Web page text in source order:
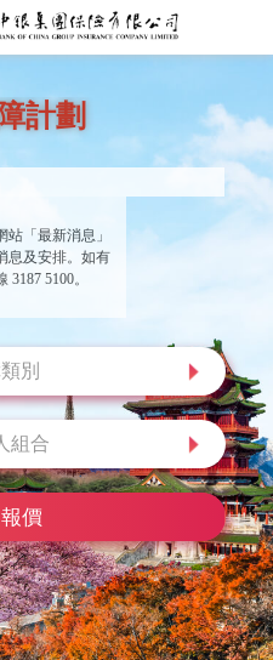
計劃
「最新消息」
息及安排。如有
5100。
別
組合
價